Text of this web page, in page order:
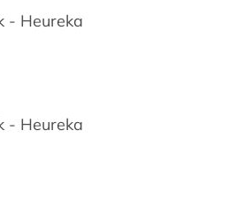
- Heureka
- Heureka